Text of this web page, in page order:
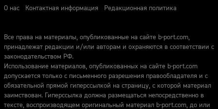
О нас
Контактная информация Редакционная политика
Все права на материалы, опубликованные на сайте b-port.com,
принадлежат редакции и/или авторам и охраняются в соответствии с
законодательством РФ.
Использование материалов, опубликованных на сайте b-port.com
допускается только с письменного разрешения правообладателя и с
обязательной прямой гиперссылкой на страницу, с которой материал
заимствован. Гиперссылка должна размещаться непосредственно в
тексте, воспроизводящем оригинальный материал b-port.com, до или